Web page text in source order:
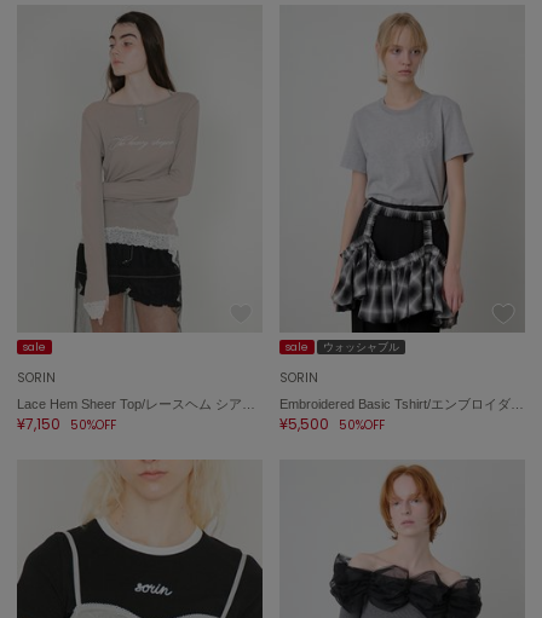
sale
SORIN
¥7,150 50%OFF
sale ウォッシャブル
SORIN
Embroidered Basic Tshirt/エンブロイダード ベーシックTシャツ
¥5,500 50%OFF